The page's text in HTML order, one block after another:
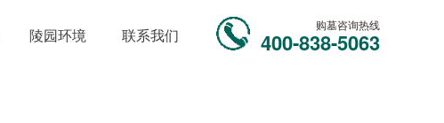
陵园环境 联系我们
购墓咨询热线
400-838-5063